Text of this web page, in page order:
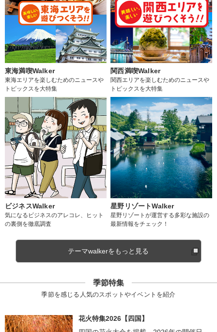
東海満喫Walker
東海エリアを楽しむためのニュースや
トピックスを大特集
関西満喫Walker
関西エリアを楽しむためのニュースや
トピックスを大特集
ビジネスWalker
気になるビジネスのアレコレ、ヒット
の裏側を徹底調査
星野リゾートWalker
星野リゾートが運営する多彩な施設の
最新情報をチェック！
テーマwalkerをもっと見る
季節特集
季節を感じる人気のスポットやイベントを紹介
花火特集2026【四国】